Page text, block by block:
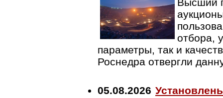
Высший
отбора,
параметры, так и
Роснедра отвергли
05.08.2026